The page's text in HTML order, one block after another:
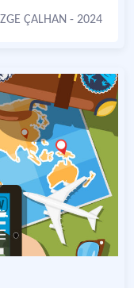
ÇALHAN - 2024